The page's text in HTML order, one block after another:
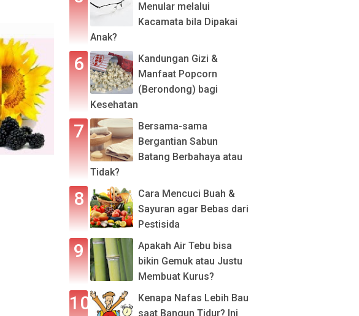
Menular melalui
Kacamata bila Dipakai
Anak?
Kandungan Gizi &
Manfaat Popcorn
(Berondong) bagi
Kesehatan
Bersama-sama
Bergantian Sabun
Batang Berbahaya atau
Tidak?
Cara Mencuci Buah &
Sayuran agar Bebas dari
Pestisida
Apakah Air Tebu bisa
bikin Gemuk atau Justu
Membuat Kurus?
Kenapa Nafas Lebih Bau
saat Bangun Tidur? Ini